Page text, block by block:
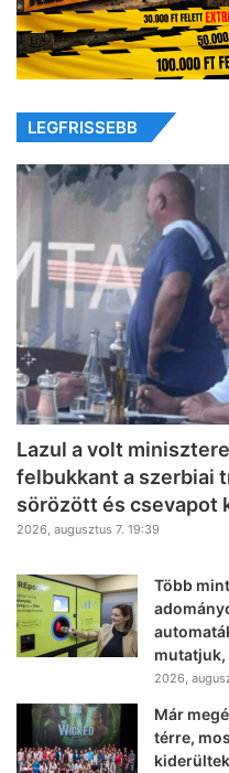
LEGFRISSEBB
Lazul a volt
felbukkant a szerbiai
sörözött és csevapot
2026, augusztus 7. 19:39
Több
mutatjuk,
2026,
Már
térre,